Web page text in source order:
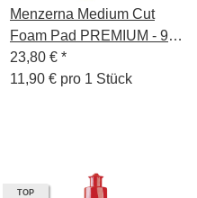
Menzerna Medium Cut
Foam Pad PREMIUM - 95
23,80 € *
11,90 € pro 1 Stück
TOP